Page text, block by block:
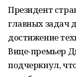
Президент
главных задач
достижение
Вице-премьер
подчеркнул,